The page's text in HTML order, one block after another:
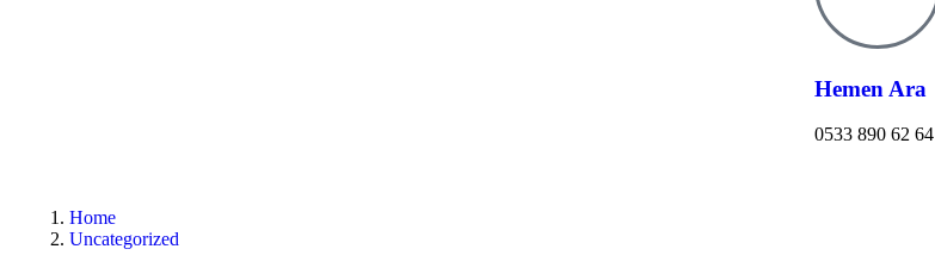
Hemen Ara
0533 890 62 64
Home
Uncategorized